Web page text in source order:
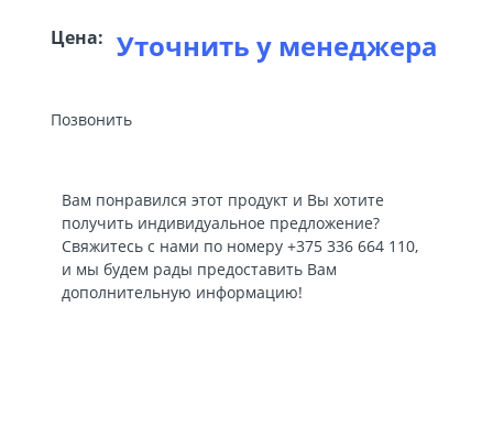
Цена: Уточнить у менеджера
Позвонить
Вам понравился этот продукт и Вы хотите
получить индивидуальное предложение?
Свяжитесь с нами по номеру +375 336 664 110,
и мы будем рады предоставить Вам
дополнительную информацию!